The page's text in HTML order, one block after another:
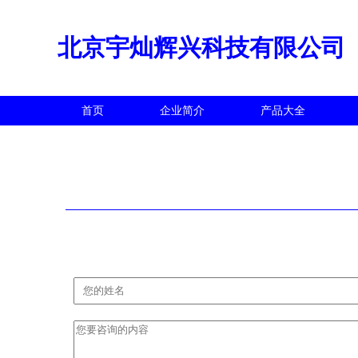
北京宇灿辉兴科技有限公司
首页 企业简介 产品大全